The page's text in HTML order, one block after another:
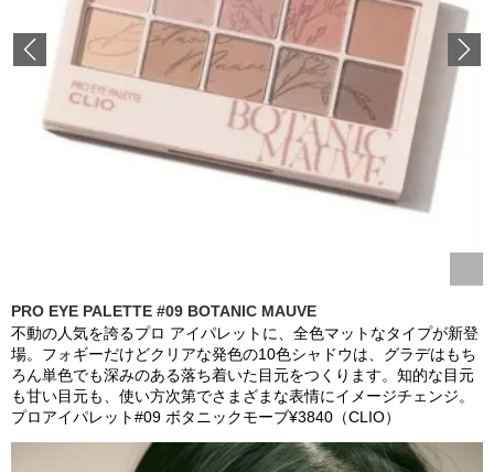
Previous
PRO EYE PALETTE #09 BOTANIC MAUVE
不動の人気を誇るプロ アイパレットに、全色マットなタイプが新登
場。フォギーだけどクリアな発色の10色シャドウは、グラデはもち
ろん単色でも深みのある落ち着いた目元をつくります。知的な目元
も甘い目元も、使い方次第でさまざまな表情にイメージチェンジ。
プロアイパレット#09 ボタニックモーブ¥3840（CLIO）